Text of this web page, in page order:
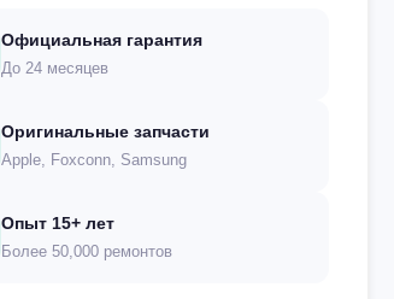
Официальная гарантия
До 24 месяцев
Оригинальные запчасти
Apple, Foxconn, Samsung
Опыт 15+ лет
Более 50,000 ремонтов